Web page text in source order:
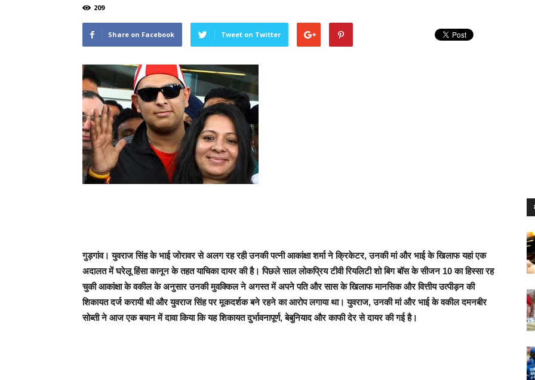
209
Share on Facebook Tweet on Twitter
गुड़गांव। युवराज सिंह के भाई जोरावर से अलग रह रही उनकी पत्नी आकांक्षा शर्मा ने क्रिकेटर, उनकी मां और भाई के खिलाफ यहां एक
अदालत में घरेलू हिंसा कानून के तहत याचिका दायर की है। पिछले साल लोकप्रिय टीवी रियलिटी शो बिग बॉस के सीजन 10 का हिस्सा रह
चुकी आकांक्षा के वकील के अनुसार उनकी मुवक्किल ने अगस्त में अपने पति और सास के खिलाफ मानसिक और वित्तीय उत्पीड़न की
शिकायत दर्ज करायी थी और युवराज सिंह पर मूकदर्शक बने रहने का आरोप लगाया था। युवराज, उनकी मां और भाई के वकील दमनबीर
सोब्ती ने आज एक बयान में दावा किया कि यह शिकायत दुर्भावनापूर्ण, बेबुनियाद और काफी देर से दायर की गई है।